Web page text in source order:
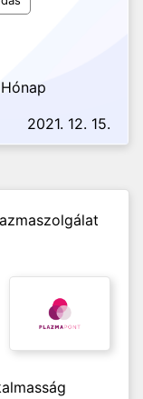
2021. 12. 15.